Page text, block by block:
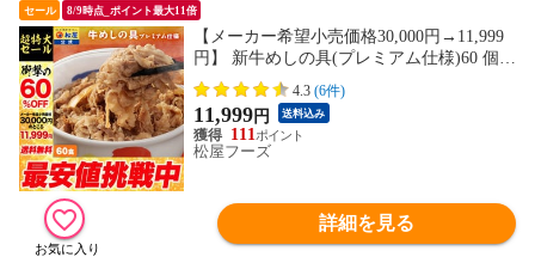
セール 8/9時点_ポイント最大11倍
【メーカー希望小売価格30,000円→11,999
円】 新牛めしの具(プレミアム仕様)60 個セ
ット 松屋牛丼 非常食
4.3 (6件)
11,999円 送料込み
111
松屋フーズ
詳細を見る